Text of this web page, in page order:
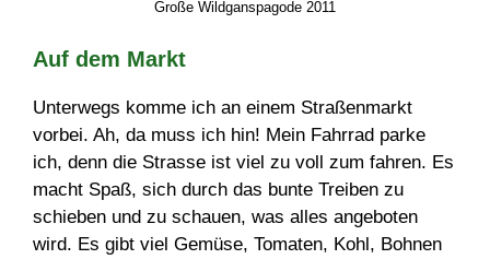
Große Wildganspagode 2011
Auf dem Markt
Unterwegs komme ich an einem Straßenmarkt
vorbei. Ah, da muss ich hin! Mein Fahrrad parke
ich, denn die Strasse ist viel zu voll zum fahren. Es
macht Spaß, sich durch das bunte Treiben zu
schieben und zu schauen, was alles angeboten
wird. Es gibt viel Gemüse, Tomaten, Kohl, Bohnen